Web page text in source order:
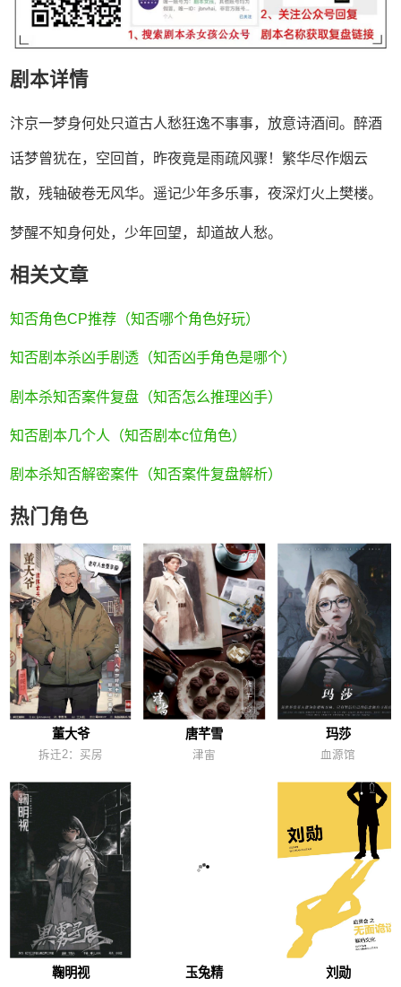
剧本详情
汴京一梦身何处只道古人愁狂逸不事事，放意诗酒间。醉酒
话梦曾犹在，空回首，昨夜竟是雨疏风骤！繁华尽作烟云
散，残轴破卷无风华。遥记少年多乐事，夜深灯火上樊楼。
梦醒不知身何处，少年回望，却道故人愁。
相关文章
知否角色CP推荐（知否哪个角色好玩）
知否剧本杀凶手剧透（知否凶手角色是哪个）
剧本杀知否案件复盘（知否怎么推理凶手）
知否剧本几个人（知否剧本c位角色）
剧本杀知否解密案件（知否案件复盘解析）
热门角色
董大爷
拆迁2：买房
唐芊雪
津雷
玛莎
血源馆
鞠明视 玉兔精 刘勋